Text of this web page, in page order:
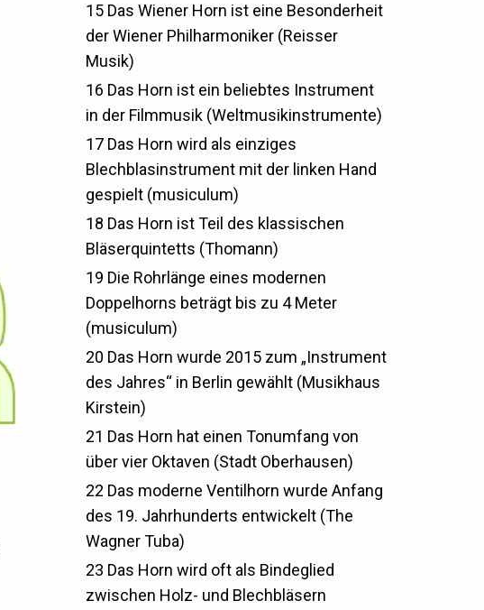
15Das Wiener Horn ist eine Besonderheit
der Wiener Philharmoniker (Reisser
Musik)
16 Das Horn ist ein beliebtes Instrument
in der Filmmusik (Weltmusikinstrumente)
17Das Horn wird als einziges
Blechblasinstrument mit der linken Hand
gespielt (musiculum)
18 Das Horn ist Teil des klassischen
Bläserquintetts (Thomann)
19 Die Rohrlänge eines modernen
Doppelhorns beträgt bis zu 4 Meter
(musiculum)
20 Das Horn wurde 2015 zum „Instrument
des Jahres“ in Berlin gewählt (Musikhaus
Kirstein)
21 Das Horn hat einen Tonumfang von
über vier Oktaven (Stadt Oberhausen)
22 Das moderne Ventilhorn wurde Anfang
des 19. Jahrhunderts entwickelt (The
Wagner Tuba)
23 Das Horn wird oft als Bindeglied
zwischen Holz- und Blechbläsern